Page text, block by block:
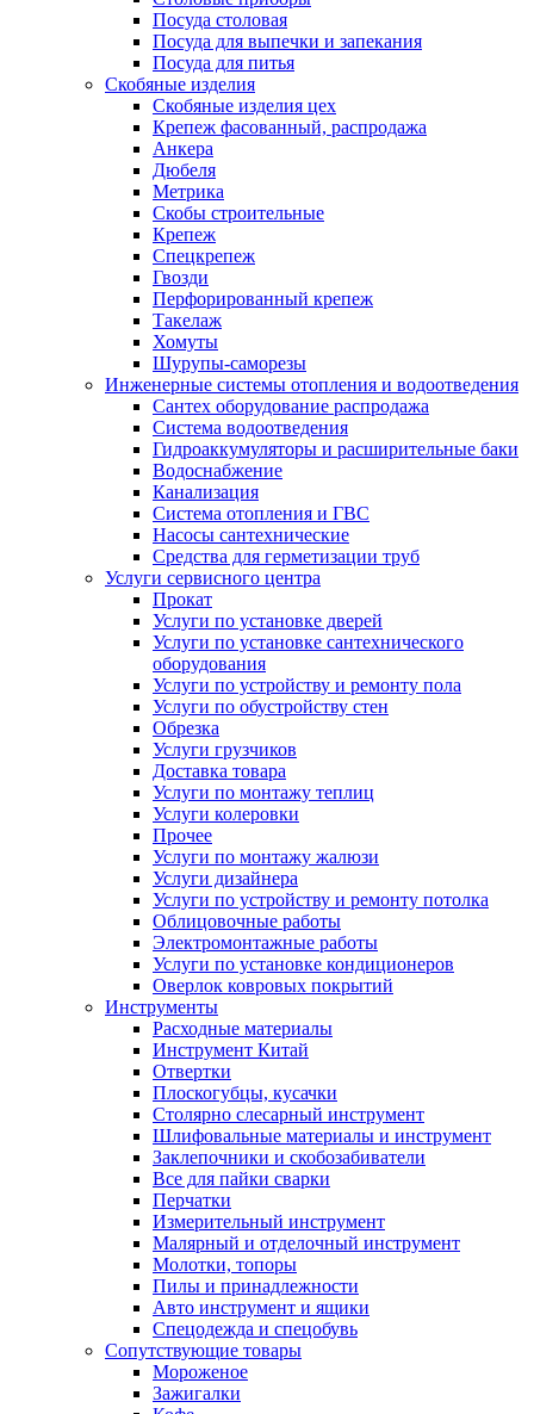
Посуда столовая
Посуда для выпечки и запекания
Посуда для питья
Скобяные изделия
Скобяные изделия цех
Крепеж фасованный, распродажа
Анкера
Дюбеля
Метрика
Скобы строительные
Крепеж
Спецкрепеж
Гвозди
Перфорированный крепеж
Такелаж
Хомуты
Шурупы-саморезы
Инженерные системы отопления и водоотведения
Сантех оборудование распродажа
Система водоотведения
Гидроаккумуляторы и расширительные баки
Водоснабжение
Канализация
Система отопления и ГВС
Насосы сантехнические
Средства для герметизации труб
Услуги сервисного центра
Прокат
Услуги по установке дверей
Услуги по установке сантехнического
оборудования
Услуги по устройству и ремонту пола
Услуги по обустройству стен
Обрезка
Услуги грузчиков
Доставка товара
Услуги по монтажу теплиц
Услуги колеровки
Прочее
Услуги по монтажу жалюзи
Услуги дизайнера
Услуги по устройству и ремонту потолка
Облицовочные работы
Электромонтажные работы
Услуги по установке кондиционеров
Оверлок ковровых покрытий
Инструменты
Расходные материалы
Инструмент Китай
Отвертки
Плоскогубцы, кусачки
Столярно слесарный инструмент
Шлифовальные материалы и инструмент
Заклепочники и скобозабиватели
Все для пайки сварки
Перчатки
Измерительный инструмент
Малярный и отделочный инструмент
Молотки, топоры
Пилы и принадлежности
Авто инструмент и ящики
Спецодежда и спецобувь
Сопутствующие товары
Мороженое
Зажигалки